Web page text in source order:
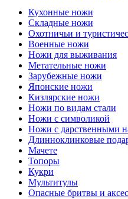
Кухонные ножи
Складные ножи
Охотничьи и
Военные ножи
Ножи для выживания
Метательные ножи
Зарубежные ножи
Японские ножи
Кизлярские ножи
Ножи по видам стали
Ножи с символикой
Ножи с дарственными
Длинноклинковые
Мачете
Топоры
Кукри
Мультитулы
Опасные бритвы и